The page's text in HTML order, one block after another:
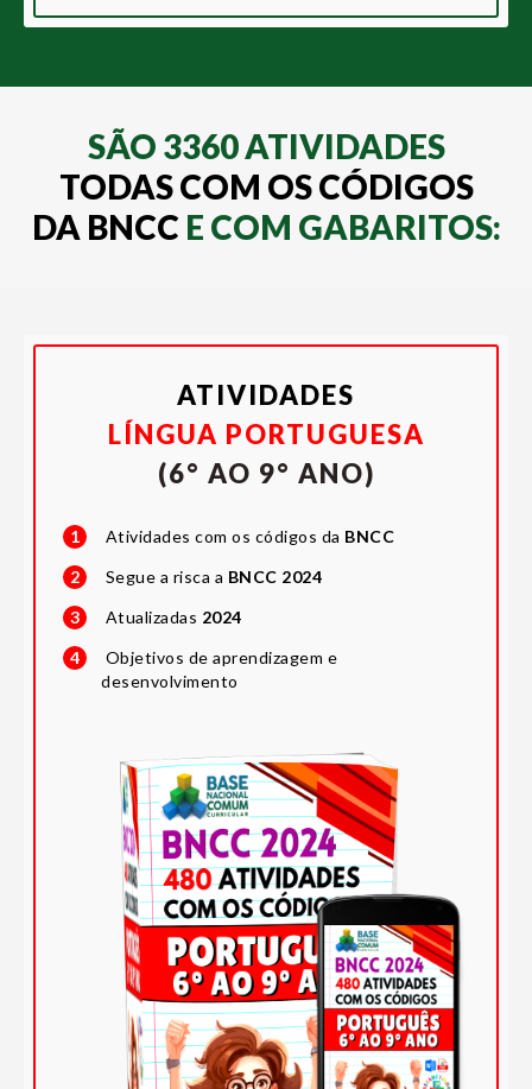
SÃO 3360 ATIVIDADES
TODAS COM OS CÓDIGOS
DA BNCC E COM GABARITOS:
ATIVIDADES
LÍNGUA PORTUGUESA
(6° AO 9° ANO)
1 Atividades com os códigos da BNCC
2
Segue a risca a BNCC 2024
3
Atualizadas 2024
4
Objetivos de aprendizagem e
desenvolvimento